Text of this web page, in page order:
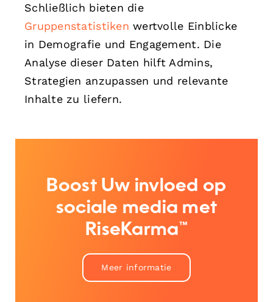
Schließlich bieten die
Gruppenstatistiken wertvolle Einblicke
in Demografie und Engagement. Die
Analyse dieser Daten hilft Admins,
Strategien anzupassen und relevante
Inhalte zu liefern.
Boost Uw invloed op
sociale media met
RiseKarma™
Meer informatie